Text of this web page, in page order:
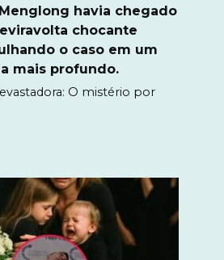
havia chegado
chocante
o caso em um
mais profundo.
O mistério por